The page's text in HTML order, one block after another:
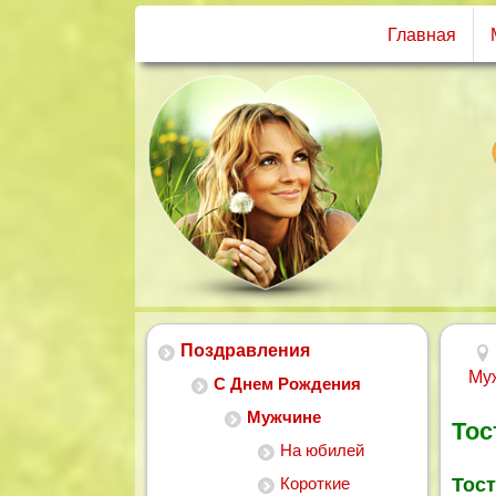
Главная
Поздравления
С Днем Рождения
Мужчине
На юбилей
Короткие